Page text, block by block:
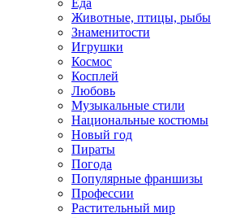
Еда
Животные, птицы, рыбы
Знаменитости
Игрушки
Космос
Косплей
Любовь
Музыкальные стили
Национальные костюмы
Новый год
Пираты
Погода
Популярные франшизы
Профессии
Растительный мир